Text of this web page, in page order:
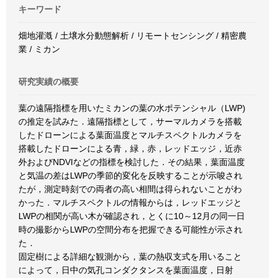
キーワード
畑地灌漑 / 土壌水分動態解析 / リモートセンシング / 精密農
業 / ミカン
研究実績の概要
葉の遠隔指標を用いたミカンの葉の水ポテンシャル（LWP)
の推定を試みた．遠隔指標として，サーマルカメラを搭載
したドローンによる葉面温度とマルチスペクトルカメラを
搭載したドローンによる青，緑，赤，レッドエッジ，近赤
外およびNDVIなどの指標を検討した．その結果，葉面温度
と気温の差はLWPの季節的変化を反映することが示唆され
たが，測定時刻での両者の高い相間は得られないことがわ
かった．マルチスペクトルの情報からは，レッドエッジと
LWPの相関が高い木が確認され，とくに10～12月の同一日
時の撮影からLWPの空間分布を把握できる可能性が示され
た．
固定樹による詳細な観測から，葉の熱収支式を用いること
によって，日中の気孔コンダクタンスを葉面温度，日射